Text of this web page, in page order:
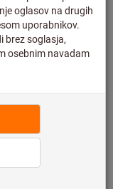
poprijavi.
%
s